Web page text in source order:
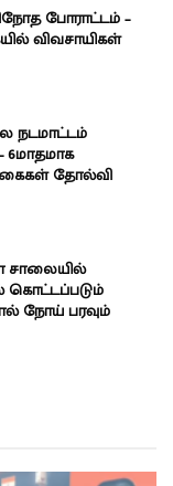
போராட்டம் –
விவசாயிகள்
நடமாட்டம்
6மாதமாக
தோல்வி
சாலையில்
கொட்டப்படும்
நோய் பரவும்